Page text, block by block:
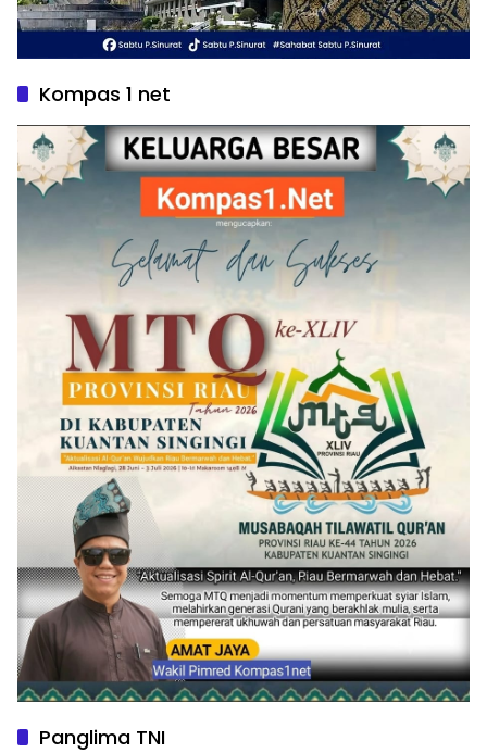
Kompas 1 net
Panglima TNI